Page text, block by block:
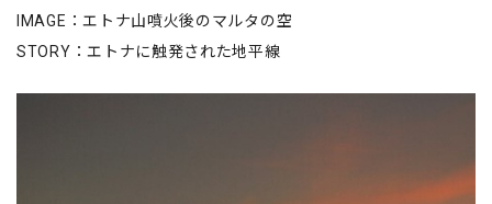
IMAGE：エトナ山噴火後のマルタの空
STORY：エトナに触発された地平線